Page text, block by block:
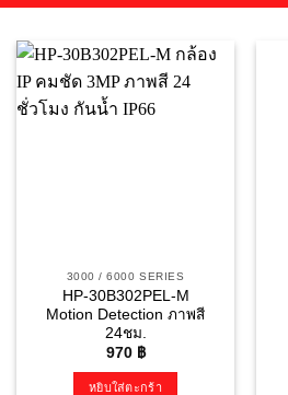
3000 / 6000 SERIES
HP-30B302PEL-M
Motion Detection ภาพสี
24ชม.
970 ฿
หยิบใส่ตะกร้า